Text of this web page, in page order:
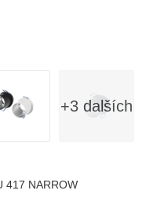
+3 dalších
417 NARROW